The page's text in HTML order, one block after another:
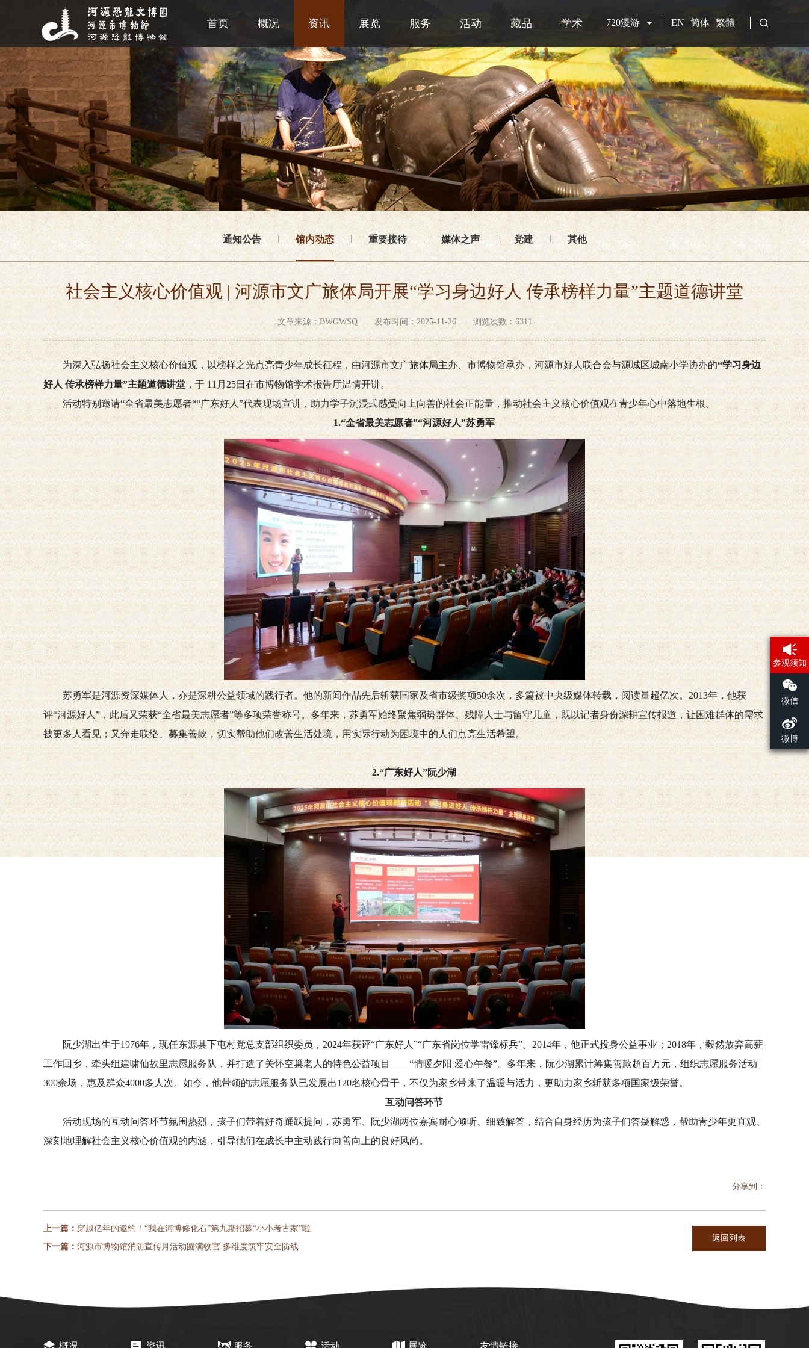
首页 概况 资讯 展览 服务 活动 藏品 学术 720漫游 EN 简体 繁體
通知公告 馆内动态 重要接待 媒体之声 党建 其他
社会主义核心价值观 | 河源市文广旅体局开展“学习身边好人 传承榜样力量”主题道德讲堂
文章来源：BWGWSQ 发布时间：2025-11-26 浏览次数：6311
为深入弘扬社会主义核心价值观，以榜样之光点亮青少年成长征程，由河源市文广旅体局主办、市博物馆承办，河源市好人联合会与源城区城南小学协办的“学习身边
好人 传承榜样力量”主题道德讲堂 ，于 11月25日在市博物馆学术报告厅温情开讲。
活动特别邀请“全省最美志愿者““广东好人”代表现场宣讲，助力学子沉浸式感受向上向善的社会正能量，推动社会主义核心价值观在青少年心中落地生根。
1.“全省最美志愿者”“河源好人”苏勇军
苏勇军是河源资深媒体人，亦是深耕公益领域的践行者。他的新闻作品先后斩获国家及省市级奖项50余次，多篇被中央级媒体转载，阅读量超亿次。2013年，他获
评“河源好人”，此后又荣获“全省最美志愿者”等多项荣誉称号。多年来，苏勇军始终聚焦弱势群体、残障人士与留守儿童，既以记者身份深耕宣传报道，让困难群体的需求
被更多人看见；又奔走联络、募集善款，切实帮助他们改善生活处境，用实际行动为困境中的人们点亮生活希望。
2.“广东好人”阮少湖
阮少湖出生于1976年，现任东源县下屯村党总支部组织委员，2024年获评“广东好人”“广东省岗位学雷锋标兵”。2014年，他正式投身公益事业；2018年，毅然放弃高薪
工作回乡，牵头组建啸仙故里志愿服务队，并打造了关怀空巢老人的特色公益项目——“情暖夕阳 爱心午餐”。多年来，阮少湖累计筹集善款超百万元，组织志愿服务活动
300余场，惠及群众4000多人次。如今，他带领的志愿服务队已发展出120名核心骨干，不仅为家乡带来了温暖与活力，更助力家乡斩获多项国家级荣誉。
互动问答环节
活动现场的互动问答环节氛围热烈，孩子们带着好奇踊跃提问，苏勇军、阮少湖两位嘉宾耐心倾听、细致解答，结合自身经历为孩子们答疑解惑，帮助青少年更直观、
深刻地理解社会主义核心价值观的内涵，引导他们在成长中主动践行向善向上的良好风尚。
分享到：
上一篇： 穿越亿年的邀约！“我在河博修化石”第九期招募“小小考古家”啦
下一篇： 河源市博物馆消防宣传月活动圆满收官 多维度筑牢安全防线
返回列表
概况 资讯 服务 活动 展览 友情链接
参观须知
微信
微博